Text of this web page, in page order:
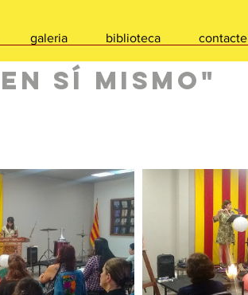
galeria biblioteca contacte
sí mismo"